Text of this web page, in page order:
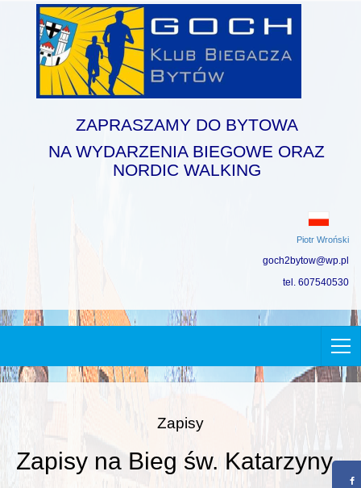
ZAPRASZAMY DO BYTOWA
NA WYDARZENIA BIEGOWE ORAZ
NORDIC WALKING
Piotr Wroński
goch2bytow@wp.pl
tel. 607540530
Zapisy
Zapisy na Bieg św. Katarzyny